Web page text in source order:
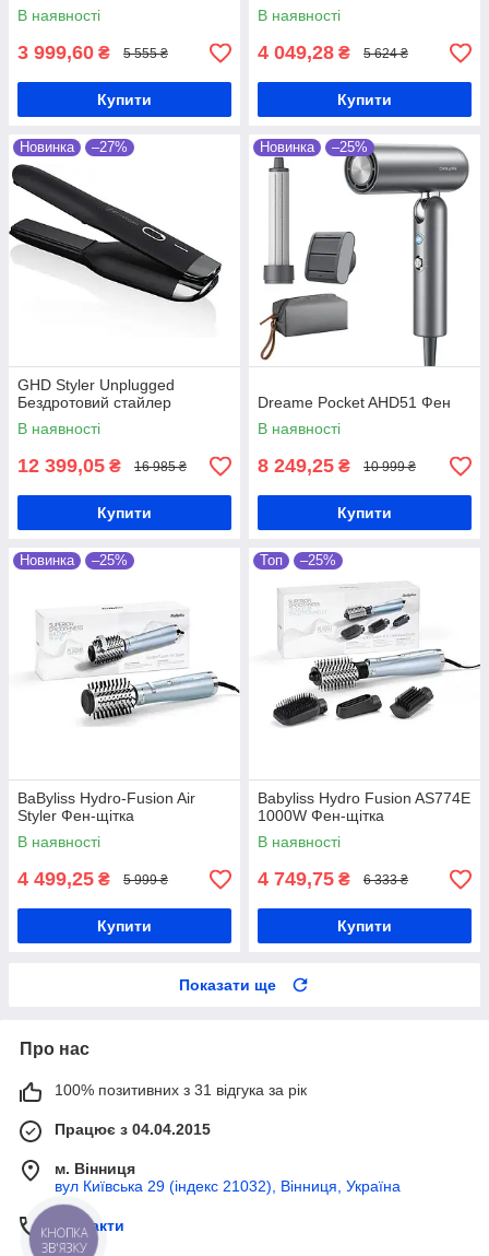
В наявності
3 999,60 ₴ 5 555 ₴
Купити
В наявності
4 049,28 ₴ 5 624 ₴
Купити
Новинка –27%
GHD Styler Unplugged
Бездротовий стайлер
В наявності
12 399,05 ₴ 16 985 ₴
Купити
Новинка –25%
Dreame Pocket AHD51 Фен
В наявності
8 249,25 ₴ 10 999 ₴
Купити
Новинка –25%
BaByliss Hydro-Fusion Air
Styler Фен-щітка
В наявності
4 499,25 ₴ 5 999 ₴
Купити
Топ –25%
Babyliss Hydro Fusion AS774E
1000W Фен-щітка
В наявності
4 749,75 ₴ 6 333 ₴
Купити
Показати ще
Про нас
100% позитивних з 31 відгука за рік
Працює з 04.04.2015
м. Вінниця
вул Київська 29 (індекс 21032), Вінниця, Україна
Контакти
КНОПКА
ЗВ'ЯЗКУ